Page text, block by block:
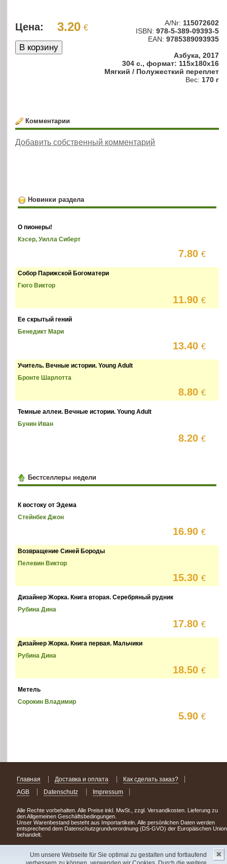
Um unsere Webseite für Sie optimal zu gestalten und fortlaufend
✖
Цена: 3.20 € A/Nr: 115072602
ISBN: 978-5-389-09393-5
EAN: 9785389093935
Азбука, 2017
304 с., формат: 115x180x16
Мягкий / Полужесткий переплет
Вес: 170 г
Комментарии
Добавить собственный комментарий
Новинки раздела
О пионеры!
Кэсер, Уилла Сиберт
7.80€
Собор Парижской Богоматери
Гюго Виктор
11.90€
Ее скрытый гений
Бенедикт Мари
13.40€
Учитель. Вечные истории. Young Adult
Бронте Шарлотта
8.80€
Темные аллеи. Вечные истории. Young Adult
Бунин Иван
8.20€
Бестселлеры недели
К востоку от Эдема
Стейнбек Джон
16.90€
Возвращение Синей Бороды
Пелевин Виктор
15.30€
Дизайнер Жорка. Книга вторая. Серебряный рудник
Рубина Дина
17.80€
Дизайнер Жорка. Книга первая. Мальчики
Рубина Дина
18.50€
Метель
Сорокин Владимир
5.90€
Главная Доставка и оплата
Как сделать заказ?
AGB
Datenschutz Impressum
Alle Rechte vorbehalten. Alle Preise inkl. MwSt., zzgl. Versandkosten. Lieferung zu
den Allgemeinen Geschäftsbedingungen.
Unser Warenbestand besteht aus Importartikeln. Alle persönlichen Daten werden
entsprechend dem Datenschutzgrundverordnung (DS-GVO) der Europäischen Union
behandelt.
Сделав заказ сегодня, уже через день или два Вы можете стать обладателем
НОВИНКИ из Германии! Удачного поиска!